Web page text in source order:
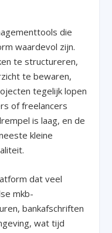
die
waardevol zijn.
te structureren,
te bewaren,
tegelijk lopen
of freelancers
is laag, en de
kleine
dat veel
mkb-
bankafschriften
wat tijd